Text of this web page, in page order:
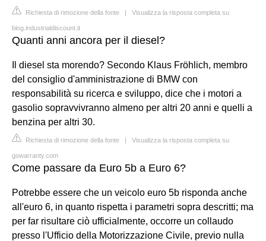
Richiesta di rimozione della fonte | Visualizza la risposta completa su
blog.industrialdiscount.it
Quanti anni ancora per il diesel?
Il diesel sta morendo? Secondo Klaus Fröhlich, membro
del consiglio d'amministrazione di BMW con
responsabilità su ricerca e sviluppo, dice che i motori a
gasolio sopravvivranno almeno per altri 20 anni e quelli a
benzina per altri 30.
Richiesta di rimozione della fonte | Visualizza la risposta completa su
gowarranty.com
Come passare da Euro 5b a Euro 6?
Potrebbe essere che un veicolo euro 5b risponda anche
all'euro 6, in quanto rispetta i parametri sopra descritti; ma
per far risultare ciò ufficialmente, occorre un collaudo
presso l'Ufficio della Motorizzazione Civile, previo nulla